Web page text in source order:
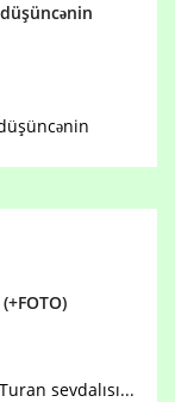
sevdalısı...